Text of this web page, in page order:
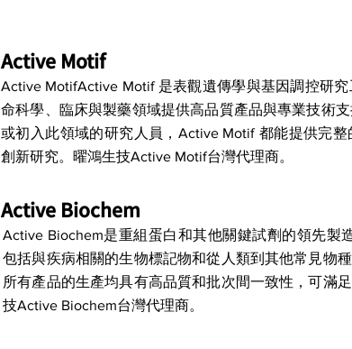
Active Motif
Active MotifActive Motif 是表觀遺傳學與基因調控研
命科學、臨床與製藥領域提供高品質產品與專業技術
或初入此領域的研究人員，Active Motif 都能提供完
創新研究。曜鴻生技Active Motif台灣代理商。
Active Biochem
Active Biochem是重組蛋白和其他關鍵試劑的領先製
包括與疾病相關的生物標記物和從人類到其他常見物
所有產品的生產均具有高品質和批次間一致性，可滿
技Active Biochem台灣代理商。